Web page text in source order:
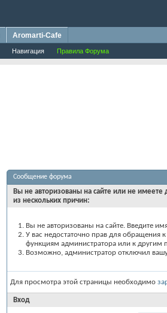
Навигация Правила Форума
Aromarti-Cafe
Сообщение форума
Вы не авторизованы на сайте или не имеете
из нескольких причин:
Вы не авторизованы на сайте. Введите
У вас недостаточно прав для обращения
функциям администратора или к
Возможно, администратор отключил
Для просмотра этой страницы необходимо
Вход